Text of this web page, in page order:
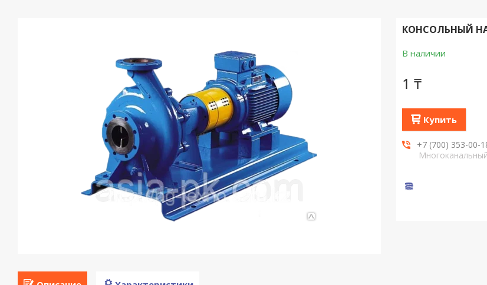
КОНСОЛЬНЫЙ
В наличии
1 ₸
Купить
+7 (700) 353-00-
Многоканальный